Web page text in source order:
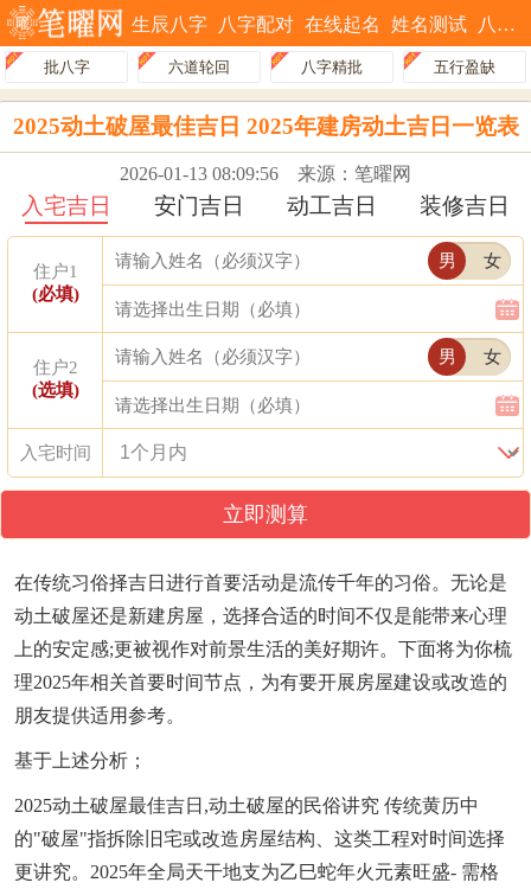
生辰八字 八字配对 在线起名 姓名测试 八字排盘
批八字 六道轮回 八字精批 五行盈缺
2025动土破屋最佳吉日 2025年建房动土吉日一览表
2026-01-13 08:09:56 来源：笔曜网
入宅吉日 安门吉日 动工吉日 装修吉日
住户1
(必填)
男 女
住户2
(选填)
男 女
入宅时间
立即测算
在传统习俗择吉日进行首要活动是流传千年的习俗。无论是
动土破屋还是新建房屋，选择合适的时间不仅是能带来心理
上的安定感;更被视作对前景生活的美好期许。下面将为你梳
理2025年相关首要时间节点，为有要开展房屋建设或改造的
朋友提供适用参考。
基于上述分析；
2025动土破屋最佳吉日,动土破屋的民俗讲究 传统黄历中
的"破屋"指拆除旧宅或改造房屋结构、这类工程对时间选择
更讲究。2025年全局天干地支为乙巳蛇年火元素旺盛- 需格